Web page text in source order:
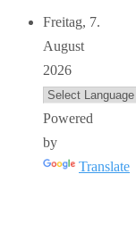
Freitag, 7.
August
2026
Powered
by
Translate